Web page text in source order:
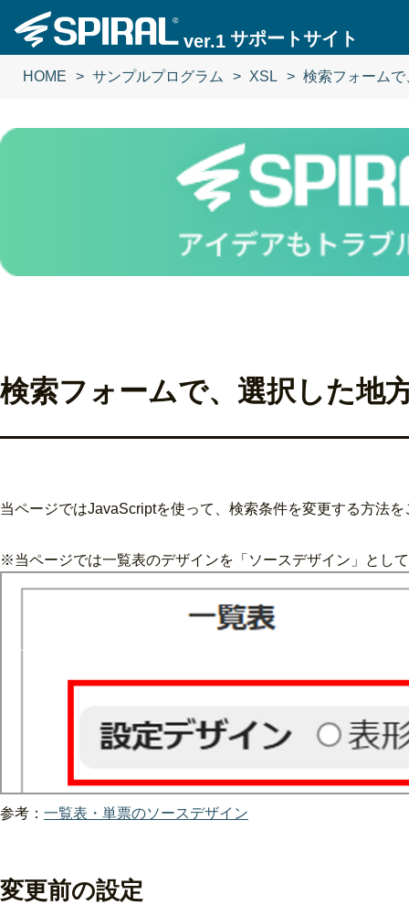
ver.1 サポートサイト
HOME サンプルプログラム XSL 検索フォーム
検索フォームで、選択した地
当ページではJavaScriptを使って、検索条件を変更する方法
※当ページでは一覧表のデザインを「ソースデザイン」とし
参考： 一覧表・単票のソースデザイン
変更前の設定